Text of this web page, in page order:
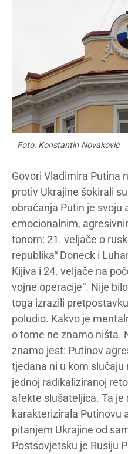
Foto: Konstantin Novaković
Govori Vladimira Putina
protiv Ukrajine šokirali
obraćanja Putin je svoju
emocionalnim,
tonom: 21. veljače o
republika“ Doneck i
Kijiva i 24. veljače na
vojne operacije“. Nije
toga izrazili
poludio. Kakvo je
o tome ne znamo ništa.
znamo jest: Putinov
tjedana ni u kom slučaju
jednoj radikaliziranoj
afekte slušateljica. Ta
karakterizirala Putinovu
pitanjem Ukrajine od
Postsovjetsku je Rusiju